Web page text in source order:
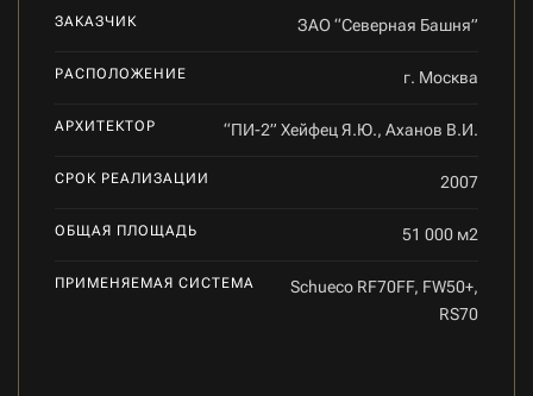
ЗАКАЗЧИК ЗАО “Северная Башня”
РАСПОЛОЖЕНИЕ г. Москва
АРХИТЕКТОР “ПИ-2” Хейфец Я.Ю., Аханов В.И.
СРОК РЕАЛИЗАЦИИ 2007
ОБЩАЯ ПЛОЩАДЬ 51 000 м2
ПРИМЕНЯЕМАЯ СИСТЕМА
Schueco RF70FF, FW50+,
RS70